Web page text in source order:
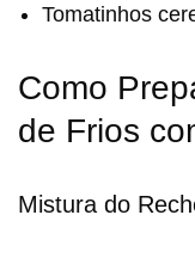
Tomatinhos
Como
de Frios
Mistura do